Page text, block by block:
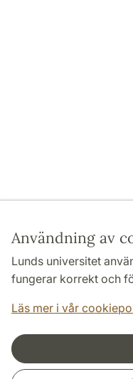
Användning av
Lunds universitet
fungerar korrekt och
Läs mer i vår